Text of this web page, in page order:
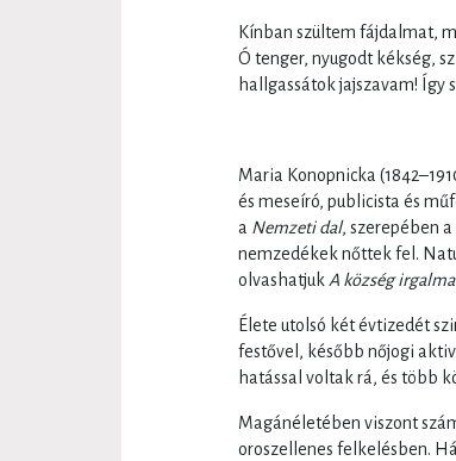
Kínban szültem fájdalmat,
Ó tenger, nyugodt kékség,
hallgassátok jajszavam! Így
Maria Konopnicka
és meseíró, publicista és
a Nemzeti dal, szerepében a
nemzedékek nőttek fel.
olvashatjukA község irgalma
Élete utolsó két évtizedét
festővel, később nőjogi
hatással voltak rá, és több
Magánéletében viszont
oroszellenes felkelésben.